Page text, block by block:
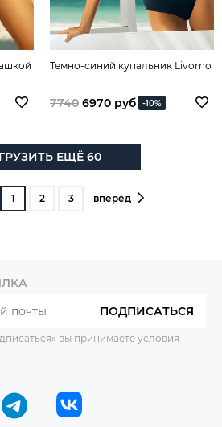
Темно-синий купальник Livorno
7740 6970 руб -10%
ЕЩЁ 60
1 2 3 вперёд
ПОДПИСАТЬСЯ
вы принимаете условия